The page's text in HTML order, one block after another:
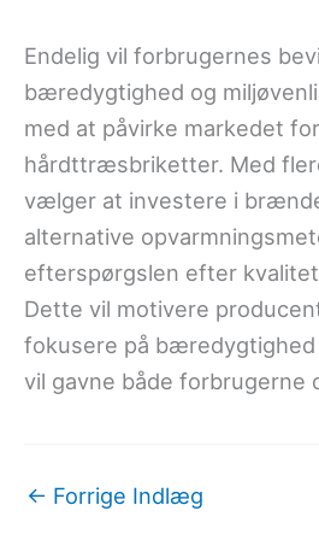
Endelig vil forbrugernes
bæredygtighed og
med at påvirke markedet for
hårdttræsbriketter. Med
vælger at investere i
alternative
efterspørgslen efter
Dette vil motivere
fokusere på
vil gavne både forbrugerne
← Forrige Indlæg